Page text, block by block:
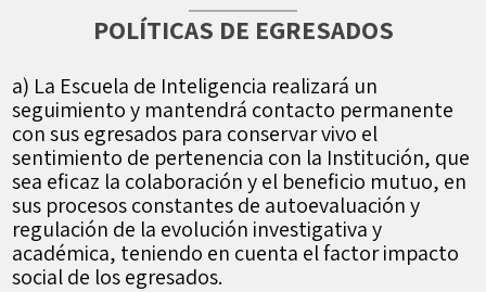
POLÍTICAS DE EGRESADOS
a) La Escuela de Inteligencia realizará un
seguimiento y mantendrá contacto permanente
con sus egresados para conservar vivo el
sentimiento de pertenencia con la Institución, que
sea eficaz la colaboración y el beneficio mutuo, en
sus procesos constantes de autoevaluación y
regulación de la evolución investigativa y
académica, teniendo en cuenta el factor impacto
social de los egresados.